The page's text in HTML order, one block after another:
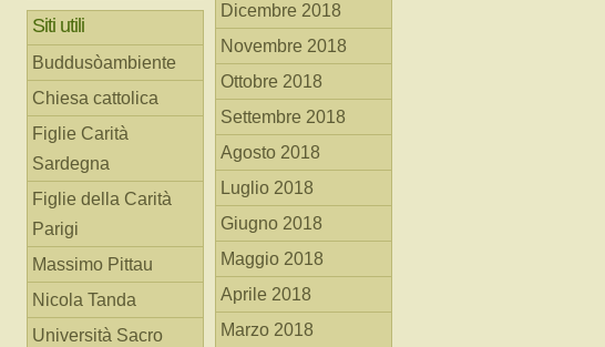
Siti utili
Buddusòambiente
Chiesa cattolica
Figlie Carità
Sardegna
Figlie della Carità
Parigi
Massimo Pittau
Nicola Tanda
Università Sacro
Dicembre 2018
Novembre 2018
Ottobre 2018
Settembre 2018
Agosto 2018
Luglio 2018
Giugno 2018
Maggio 2018
Aprile 2018
Marzo 2018